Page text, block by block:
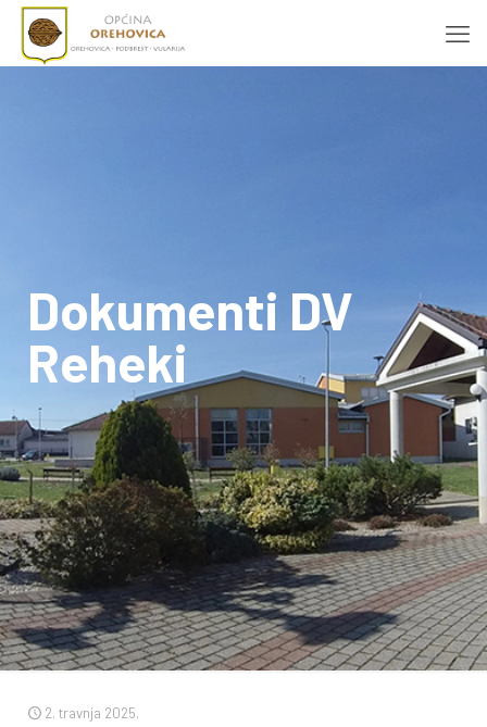
Dokumenti DV
Reheki
2. travnja 2025.